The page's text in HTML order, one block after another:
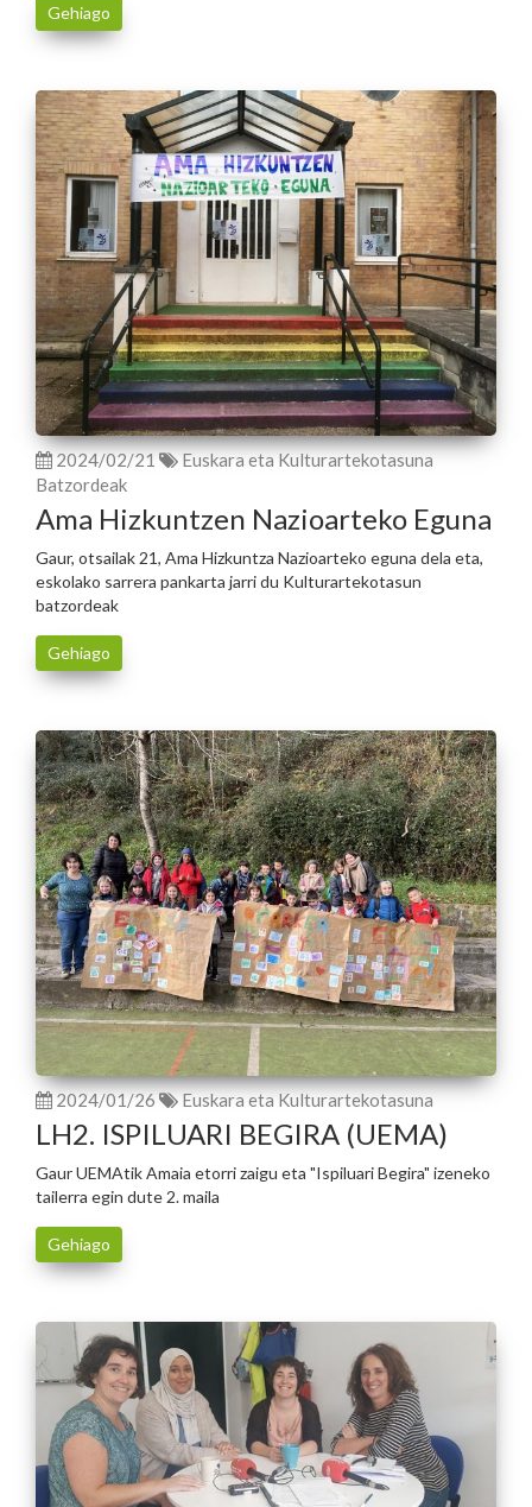
Gehiago
2024/02/21
Euskara eta Kulturartekotasuna
Batzordeak
Ama Hizkuntzen Nazioarteko Eguna
Gaur, otsailak 21, Ama Hizkuntza Nazioarteko eguna dela eta,
eskolako sarrera pankarta jarri du Kulturartekotasun
batzordeak
Gehiago
2024/01/26 Euskara eta Kulturartekotasuna
LH2. ISPILUARI BEGIRA (UEMA)
Gaur UEMAtik Amaia etorri zaigu eta "Ispiluari Begira" izeneko
tailerra egin dute 2. maila
Gehiago